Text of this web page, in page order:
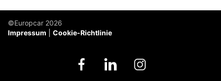
©Europcar 2026
Impressum
Cookie-Richtlinie